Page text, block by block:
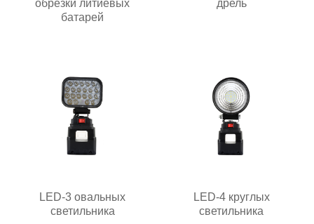
обрезки литиевых
батарей
дрель
LED-3 овальных
светильника
LED-4 круглых
светильника